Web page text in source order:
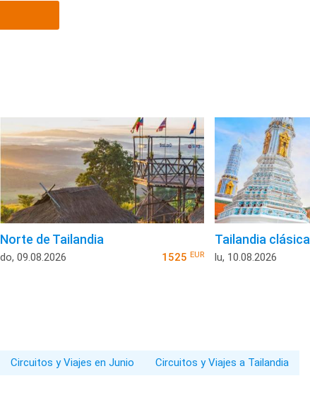
Norte de Tailandia
do, 09.08.2026 1525EUR
Tailandia clásica
lu, 10.08.2026
Circuitos y Viajes en Junio
Circuitos y Viajes a Tailandia